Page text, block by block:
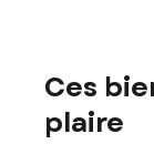
Ces
plaire